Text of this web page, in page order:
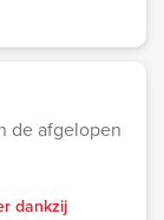
de afgelopen
dankzij